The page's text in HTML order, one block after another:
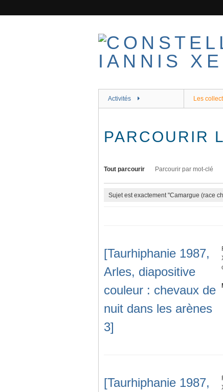
Activités Les
PARCOURIR
Tout parcourir Parcourir par mot-clé
Sujet est exactement "Camargue (race
[Taurhiphanie 1987,
Arles, diapositive
couleur : chevaux de
nuit dans les arènes
3]
[Taurhiphanie 1987,